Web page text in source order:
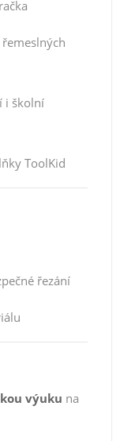
i školní
ToolKid
řezání
výuku na